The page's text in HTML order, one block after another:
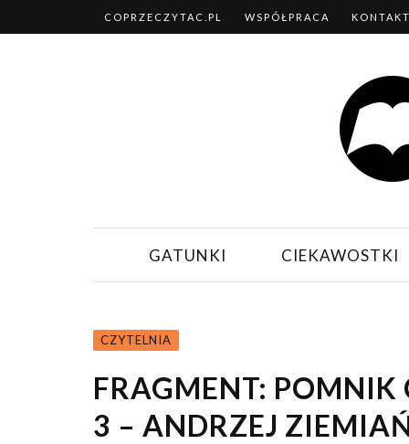
COPRZECZYTAC.PL WSPÓŁPRACA KONTAKT
GATUNKI CIEKAWOSTKI
CZYTELNIA
FRAGMENT: POMNIK
3 – ANDRZEJ